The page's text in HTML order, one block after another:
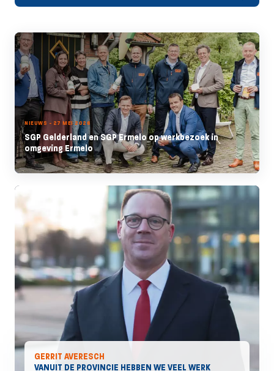
NIEUWS - 27 MEI 2026
SGP Gelderland en SGP Ermelo op werkbezoek in
omgeving Ermelo
GERRIT AVERESCH
VANUIT DE PROVINCIE HEBBEN WE VEEL WERK